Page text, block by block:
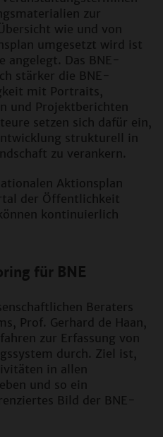
zur
wie und von
umgesetzt wird ist
angelegt. Das BNE-
stärker die BNE-
mit Portraits,
und Projektberichten
setzen sich dafür ein,
strukturell in
zu verankern.
Aktionsplan
der Öffentlichkeit
kontinuierlich
für BNE
Beraters
Prof. Gerhard de Haan,
zur Erfassung von
durch. Ziel ist,
in allen
und so ein
Bild der BNE-